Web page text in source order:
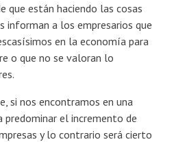
que están haciendo las cosas
informan a los empresarios que
en la economía para
o que no se valoran lo
si nos encontramos en una
predominar el incremento de
y lo contrario será cierto